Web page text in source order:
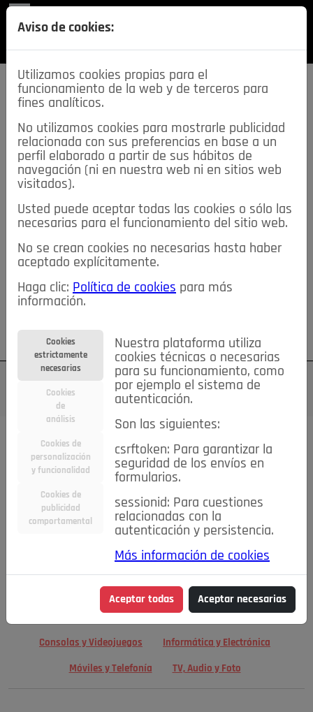
SECCIONES
descarga esta
REVISTA
≡NOTICIAS
NOTICIAS SERVICIOS DE INTERÉS
TABLÓN DE ANUNCIOS MIS ANUNCIOS CONTACTO
NOSOTROS
Su cuenta Regístrese ¿Olvidó su contraseña?
TODAS Deporte Bicicletas Deportes y Ocio
Electrodomésticos
Niños y Bebés Inmobiliaria Construcción y Reformas
Moda Accesorios Ropa Motor
Motor y Accesorios Motos Ocio
Cine, Libros y Música Coleccionismo Otros
Consolas y Videojuegos Informática y Electrónica
Móviles y Telefonía TV, Audio y Foto
Aviso de cookies:
Utilizamos cookies propias para el
funcionamiento de la web y de terceros para
fines analíticos.
No utilizamos cookies para mostrarle publicidad
relacionada con sus preferencias en base a un
perfil elaborado a partir de sus hábitos de
navegación (ni en nuestra web ni en sitios web
visitados).
Usted puede aceptar todas las cookies o sólo las
necesarias para el funcionamiento del sitio web.
No se crean cookies no necesarias hasta haber
aceptado explícitamente.
Haga clic: Política de cookies para más
información.
Cookies
estrictamente
necesarias
Cookies
de
análisis
Cookies de
personalización
y funcionalidad
Cookies de
publicidad
comportamental
Nuestra plataforma utiliza
cookies técnicas o necesarias
para su funcionamiento, como
por ejemplo el sistema de
autenticación.
Son las siguientes:
csrftoken: Para garantizar la
seguridad de los envíos en
formularios.
sessionid: Para cuestiones
relacionadas con la
autenticación y persistencia.
Más información de cookies
Aceptar todas Aceptar necesarias